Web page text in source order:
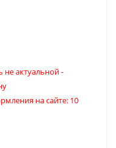
актуальной -
на сайте: 10